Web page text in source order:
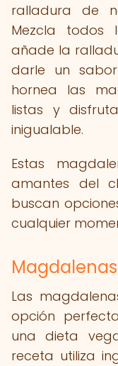
ralladura de
Mezcla todos
añade la
darle un
hornea las
listas y
inigualable.
Estas
amantes del
buscan
cualquier
Las
opción
una dieta
receta utiliza